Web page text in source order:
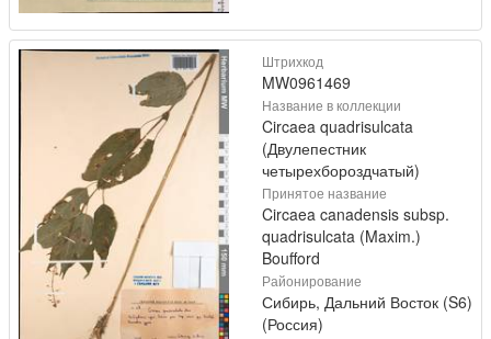
Штрихкод
MW0961469
Название в коллекции
Circaea quadrisulcata
(Двулепестник
четырехбороздчатый)
Принятое название
Circaea canadensis subsp.
quadrisulcata (Maxim.)
Boufford
Районирование
Сибирь, Дальний Восток (S6)
(Россия)